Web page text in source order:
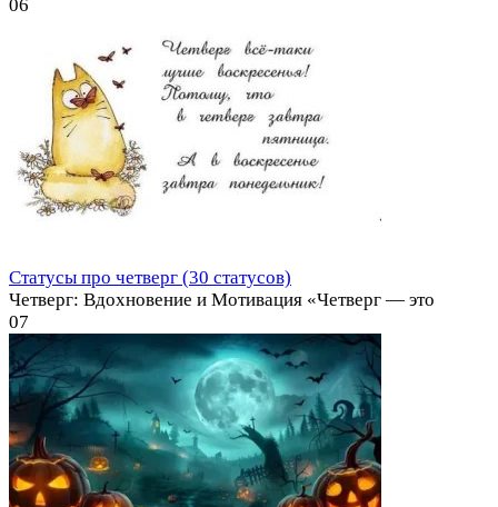
06
Статусы про четверг (30 статусов)
Четверг: Вдохновение и Мотивация «Четверг — это
07